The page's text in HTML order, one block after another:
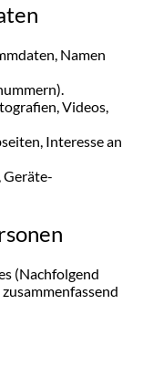
Namen
Videos,
Interesse an
(Nachfolgend